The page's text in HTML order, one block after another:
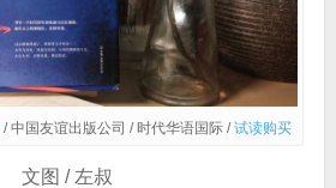
/ 中国友谊出版公司 / 时代华语国际 /试读购买
文图 / 左叔